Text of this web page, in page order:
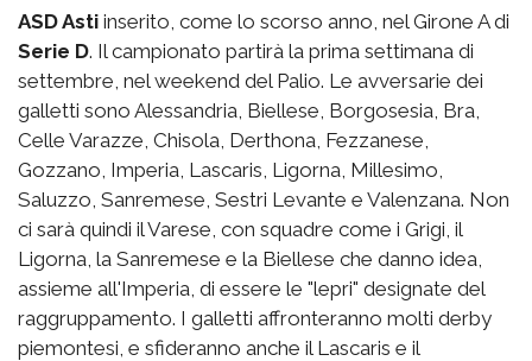
ASD Asti inserito, come lo scorso anno, nel Girone A di
Serie D. Il campionato partirà la prima settimana di
settembre, nel weekend del Palio. Le avversarie dei
galletti sono Alessandria, Biellese, Borgosesia, Bra,
Celle Varazze, Chisola, Derthona, Fezzanese,
Gozzano, Imperia, Lascaris, Ligorna, Millesimo,
Saluzzo, Sanremese, Sestri Levante e Valenzana. Non
ci sarà quindi il Varese, con squadre come i Grigi, il
Ligorna, la Sanremese e la Biellese che danno idea,
assieme all'Imperia, di essere le "lepri" designate del
raggruppamento. I galletti affronteranno molti derby
piemontesi, e sfideranno anche il Lascaris e il